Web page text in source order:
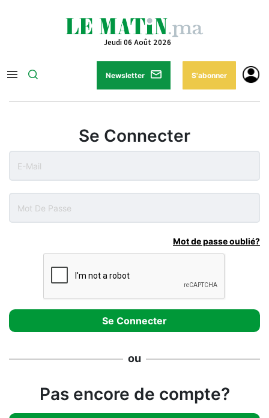
Jeudi 06 Août 2026
Newsletter S'abonner
Se Connecter
Mot de passe oublié?
ou
Pas encore de compte?